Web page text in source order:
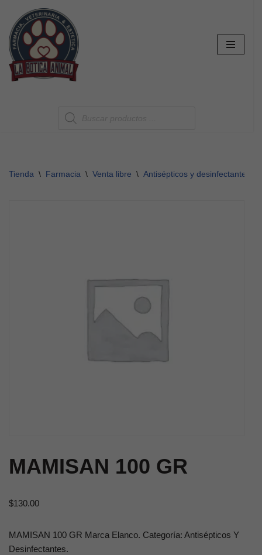
Saltar
al
contenido
Tienda \ Farmacia \ Venta libre \ Antisépticos y desinfectantes
MAMISAN 100 GR
$130.00
MAMISAN 100 GR Marca Elanco. Categoría: Antisépticos Y
Desinfectantes.